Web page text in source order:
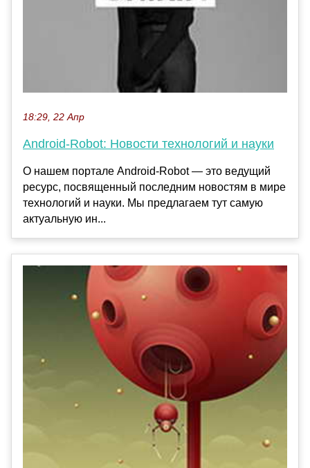
18:29, 22 Апр
Android-Robot: Новости технологий и науки
О нашем портале Android-Robot — это ведущий
ресурс, посвященный последним новостям в мире
технологий и науки. Мы предлагаем тут самую
актуальную ин...